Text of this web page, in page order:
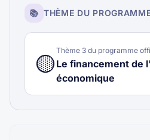
📚 THÈME DU
🟡
Thème 3 du programme
Le financement de
économique